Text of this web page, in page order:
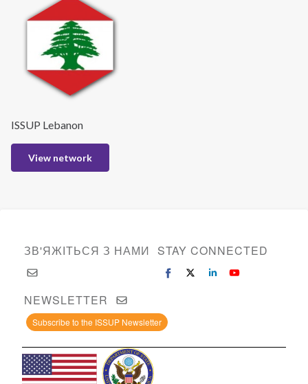
ISSUP Lebanon
View network
ЗВ'ЯЖІТЬСЯ З НАМИ STAY CONNECTED
NEWSLETTER
Subscribe to the ISSUP Newsletter